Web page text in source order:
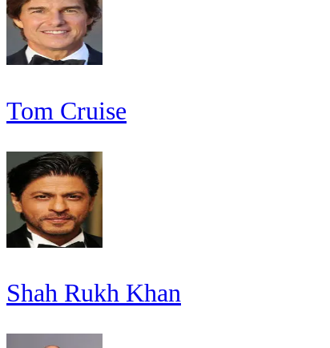
Tom Cruise
Shah Rukh Khan